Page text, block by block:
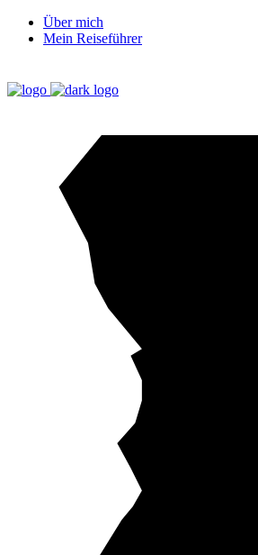
Über mich
Mein Reiseführer